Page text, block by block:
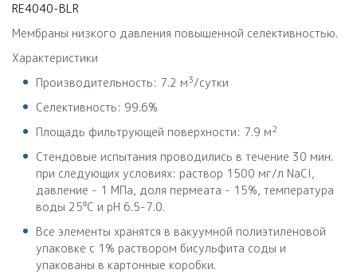
RE4040-BLR
Мембраны низкого давления повышенной селективностью.
Характеристики
Производительность: 7.2 м3/сутки
Селективность: 99.6%
Площадь фильтрующей поверхности: 7.9 м2
Стендовые испытания проводились в течение 30 мин.
при следующих условиях: раствор 1500 мг/л NaCl,
давление - 1 МПа, доля пермеата - 15%, температура
воды 25⁰С и pH 6.5-7.0.
Все элементы хранятся в вакуумной полиэтиленовой
упаковке с 1% раствором бисульфита соды и
упакованы в картонные коробки.